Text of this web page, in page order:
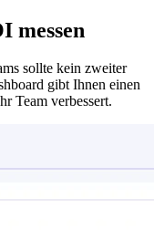
messen
sollte kein zweiter
gibt Ihnen einen
Team verbessert.